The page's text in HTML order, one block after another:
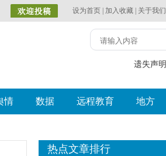
设为首页 加入收藏 关于我们
遗失声明
情 数据 远程教育 地方
热点文章排行